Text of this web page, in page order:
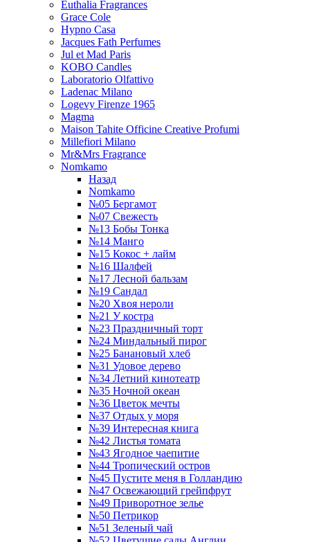
Euthalia Fragrances
Grace Cole
Hypno Casa
Jacques Fath Perfumes
Jul et Mad Paris
KOBO Candles
Laboratorio Olfattivo
Ladenac Milano
Logevy Firenze 1965
Magma
Maison Tahite Officine Creative Profumi
Millefiori Milano
Mr&Mrs Fragrance
Nomkamo
Назад
Nomkamo
№05 Бергамот
№07 Свежесть
№13 Бобы Тонка
№14 Манго
№15 Кокос + лайм
№16 Шалфей
№17 Лесной бальзам
№19 Сандал
№20 Хвоя нероли
№21 У костра
№23 Праздничный торт
№24 Миндальный пирог
№25 Банановый хлеб
№31 Удовое дерево
№34 Летний кинотеатр
№35 Ночной океан
№36 Цветок мечты
№37 Отдых у моря
№39 Интересная книга
№42 Листья томата
№43 Ягодное чаепитие
№44 Тропический остров
№45 Пустите меня в Голландию
№47 Освежающий грейпфрут
№49 Приворотное зелье
№50 Петрикор
№51 Зеленый чай